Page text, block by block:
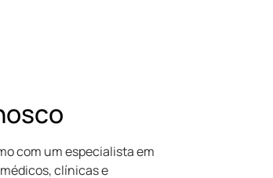
com um especialista em
clínicas e